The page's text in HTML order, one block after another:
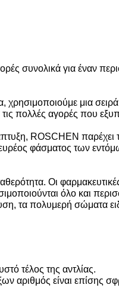
συνολικά για έναν
μια
πολλές αγορές που
ROSCHEN παρέχει
φάσματος των
Οι
όλο και
τα πολυμερή σώματα
τέλος της αντλίας.
αριθμός είναι επίσης